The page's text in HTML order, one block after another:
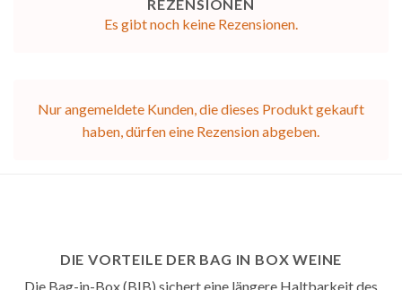
REZENSIONEN
Es gibt noch keine Rezensionen.
Nur angemeldete Kunden, die dieses Produkt gekauft
haben, dürfen eine Rezension abgeben.
DIE VORTEILE DER BAG IN BOX WEINE
Die Bag-in-Box (BIB) sichert eine längere Haltbarkeit des